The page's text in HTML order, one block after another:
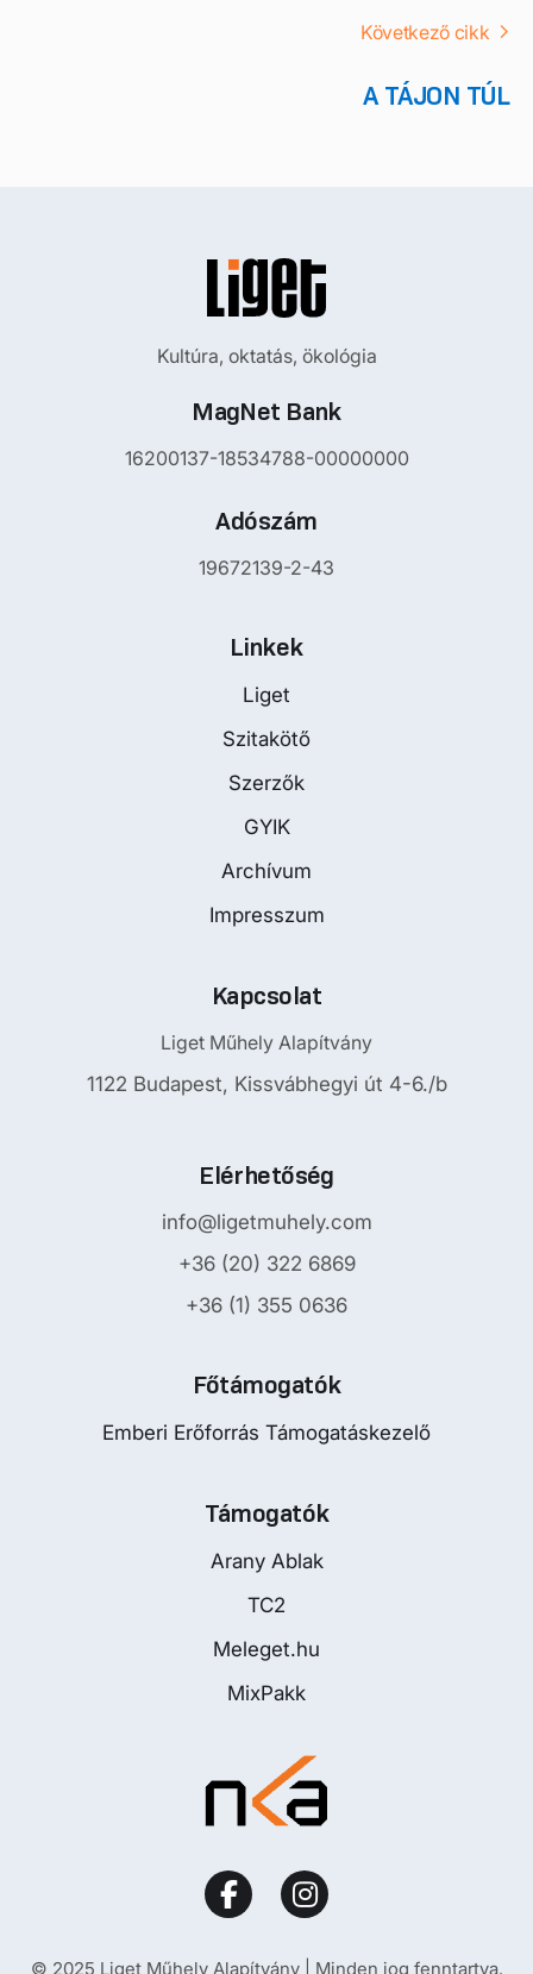
Következő cikk
A TÁJON TÚL
Kultúra, oktatás, ökológia
MagNet Bank
16200137-18534788-00000000
Adószám
19672139-2-43
Linkek
Liget
Szitakötő
Szerzők
GYIK
Archívum
Impresszum
Kapcsolat
Liget Műhely Alapítvány
1122 Budapest, Kissvábhegyi út 4-6./b
Elérhetőség
info@ligetmuhely.com
+36 (20) 322 6869
+36 (1) 355 0636
Főtámogatók
Emberi Erőforrás Támogatáskezelő
Támogatók
Arany Ablak
TC2
Meleget.hu
MixPakk
© 2025 Liget Műhely Alapítvány | Minden jog fenntartva.